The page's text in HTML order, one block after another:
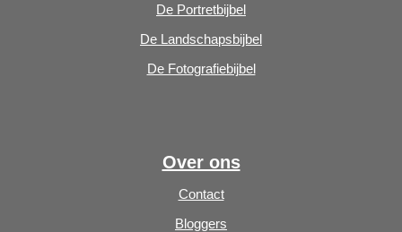
De Portretbijbel
De Landschapsbijbel
De Fotografiebijbel
Over ons
Contact
Bloggers